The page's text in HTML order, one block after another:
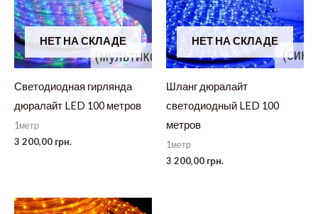
НЕТ НА СКЛАДЕ
Светодиодная гирлянда
дюралайт LED 100 метров
1метр
3 200,00 грн.
НЕТ НА СКЛАДЕ
Шланг дюралайт
светодиодный LED 100
метров
1метр
3 200,00 грн.